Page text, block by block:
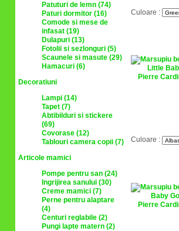
Patuturi de lemn (74)
Paturi dormitor (16)
Comode si mese de
infasat (19)
Dulapuri (13)
Fotolii si sezlonguri (5)
Scaunele si masute (29)
Hamacuri (6)
Decoratiuni
Lampi (14)
Tapet (7)
Abtibilduri si stickere
(69)
Covorase (12)
Tablouri camera copii (7)
Articole mamici
Pompe pentru san (24)
Ingrijirea sanului (30)
Creme mamici (7)
Perne pentru alaptare
(4)
Centuri reglabile (2)
Pungi lapte matern (2)
Culoare :
Culoare :